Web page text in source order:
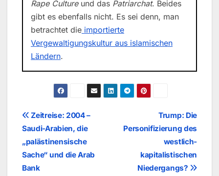
Rape Cultureund das Patriarchat. Beides
gibt es ebenfalls nicht. Es sei denn, man
betrachtet die importierte
Vergewaltigungskultur aus islamischen
Ländern.
BeitragsnavigationTrump: Die
Personifizierung des
westlich-
kapitalistischen
Niedergangs?
Zeitreise: 2004 –
Saudi-Arabien, die
„palästinensische
Sache“ und die Arab
Bank